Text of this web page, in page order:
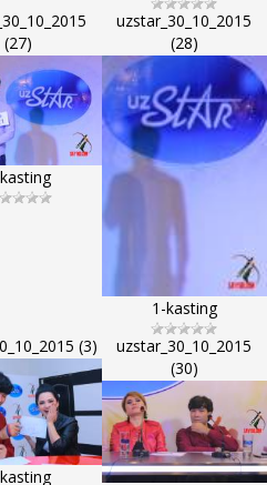
(27)
uzstar_30_10_2015
(28)
1-kasting
(3)
uzstar_30_10_2015
(30)